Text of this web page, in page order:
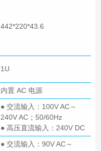
442*220*43.6
1U
内置 AC 电源
● 交流输入：100V AC～
240V AC；50/60Hz
● 高压直流输入：240V DC
● 交流输入：90V AC～